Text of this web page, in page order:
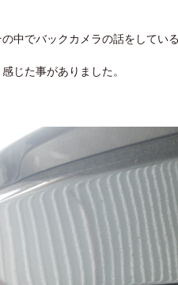
の中でバックカメラの話をしてい
感じた事がありました。